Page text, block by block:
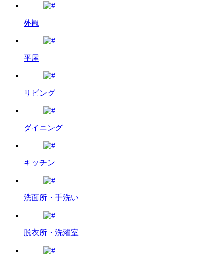
外観
平屋
リビング
ダイニング
キッチン
洗面所・手洗い
脱衣所・洗濯室